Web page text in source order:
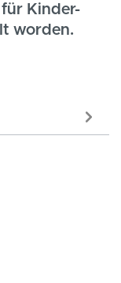
Kinder-
worden.